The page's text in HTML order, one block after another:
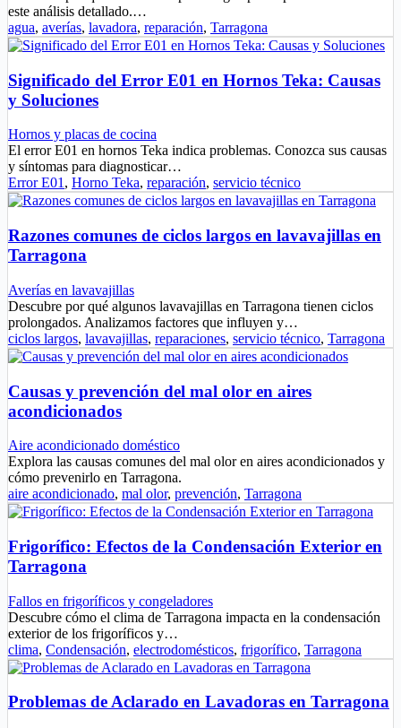
este análisis detallado.…
agua, averías, lavadora, reparación, Tarragona
Significado del Error E01 en Hornos Teka: Causas
y Soluciones
Hornos y placas de cocina
El error E01 en hornos Teka indica problemas. Conozca sus causas
y síntomas para diagnosticar…
Error E01 , Horno Teka, reparación, servicio técnico
Razones comunes de ciclos largos en lavavajillas en
Tarragona
Averías en lavavajillas
Descubre por qué algunos lavavajillas en Tarragona tienen ciclos
prolongados. Analizamos factores que influyen y…
ciclos largos, lavavajillas, reparaciones, servicio técnico, Tarragona
Causas y prevención del mal olor en aires
acondicionados
Aire acondicionado doméstico
Explora las causas comunes del mal olor en aires acondicionados y
cómo prevenirlo en Tarragona.
aire acondicionado, mal olor, prevención, Tarragona
Frigorífico: Efectos de la Condensación Exterior en
Tarragona
Fallos en frigoríficos y congeladores
Descubre cómo el clima de Tarragona impacta en la condensación
exterior de los frigoríficos y…
clima, Condensación, electrodomésticos, frigorífico, Tarragona
Problemas de Aclarado en Lavadoras en Tarragona